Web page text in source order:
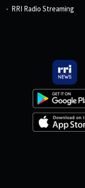
RRI Radio Streaming